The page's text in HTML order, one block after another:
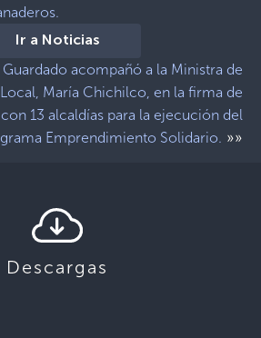
Ir a Noticias
acompañó a la Ministra de
María Chichilco, en la firma de
13 alcaldías para la ejecución del
Emprendimiento Solidario. »»
Descargas